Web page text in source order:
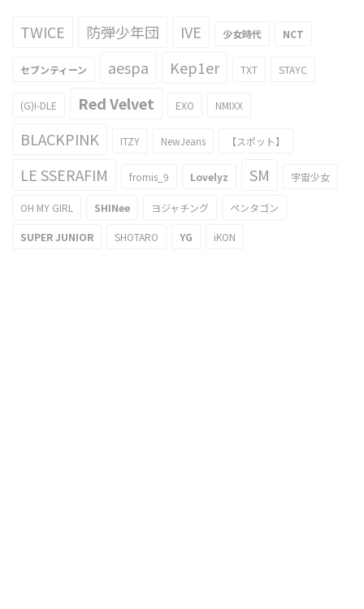
TWICE 防弾少年団 IVE 少女時代 NCT
セブンティーン aespa Kep1er TXT STAYC
(G)I-DLE Red Velvet EXO NMIXX
BLACKPINK ITZY NewJeans 【スポット】
LE SSERAFIM fromis_9 Lovelyz SM 宇宙少女
OH MY GIRL SHINee ヨジャチング ペンタゴン
SUPER JUNIOR SHOTARO YG iKON